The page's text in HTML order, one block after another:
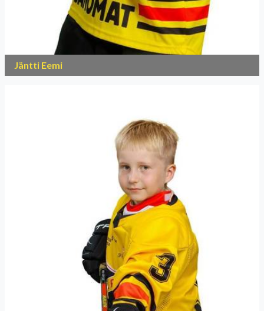
Jäntti Eemi